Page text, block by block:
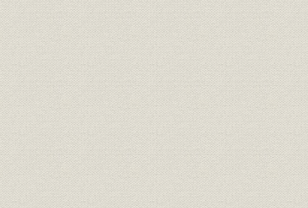
経営;生産 富士製鉄の全貌 昭和33年4
事業所
室蘭製鉄所、釜石製鉄所、広畑
製鉄所、川崎製鉄所
社歌
くろがねの富士(富士製鉄株式会
社社歌)
社歌 室蘭製鉄所所歌
事業所 製鉄所本事務所
施設
テレタイプ室//本事務所外景//機
械計算機//機械計算機パンチ作